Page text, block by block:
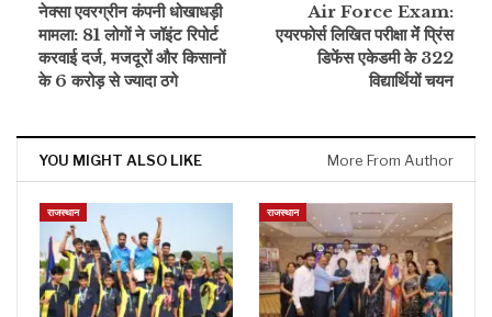
नेक्सा एवरग्रीन कंपनी धोखाधड़ी
मामला: 81 लोगों ने जॉइंट रिपोर्ट
करवाई दर्ज, मजदूरों और किसानों
के 6 करोड़ से ज्यादा ठगे
Air Force Exam:
एयरफोर्स लिखित परीक्षा मेंं प्रिंस
डिफेंस एकेडमी के 322
विद्यार्थियों चयन
YOU MIGHT ALSO LIKE More From Author
राजस्थान राजस्थान